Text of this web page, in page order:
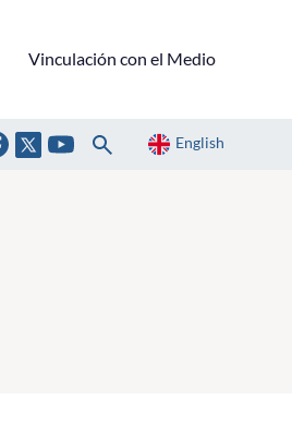
Vinculación con el Medio
English